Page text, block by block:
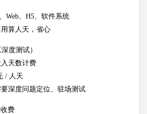
Web、H5、软件系统
算人天，省心
度测试）
天数计费
/ 人天
深度问题定位、驻场测试
费